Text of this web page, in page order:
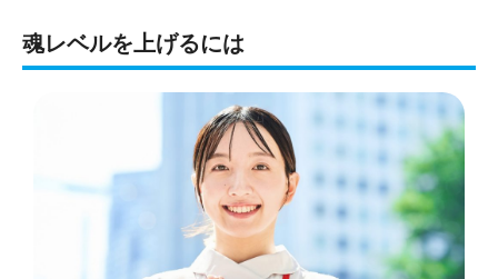
魂レベルを上げるには